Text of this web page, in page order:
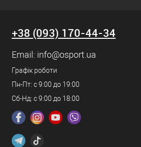
+38 (093) 170-44-34
Email: info@osport.ua
Графік роботи
Пн-Пт: с 9:00 до 19:00
Сб-Нд: с 9:00 до 18:00